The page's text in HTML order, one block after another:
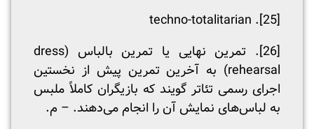
[25]
. techno-totalitarian
[26]
. تمرین نهایی یا تمرین بالباس (dress
rehearsal) به آخرین تمرین پیش از نخستین
اجرای رسمی تئاتر گویند که بازیگران کاملاً ملبس
به لباس‌های نمایش آن را انجام می‌دهند. – م.